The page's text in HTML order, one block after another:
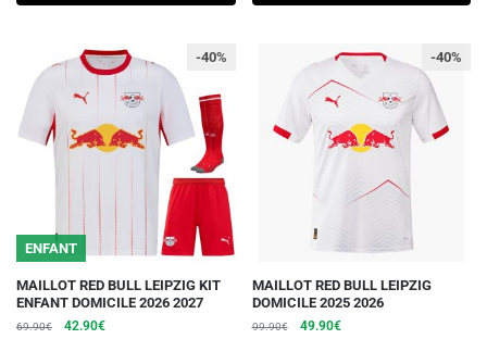
était : est :
variations.
options
peuvent
être
choisies
du
produit
était : est :
variations.
choisies
ENFANT
-40%
MAILLOT RED BULL LEIPZIG KIT
ENFANT DOMICILE 2026 2027
69.90€
Le
42.90€Le
Ce
produit
-40%
MAILLOT RED BULL LEIPZIG
DOMICILE 2025 2026
99.90€
Le
49.90€Le
Ce
produit